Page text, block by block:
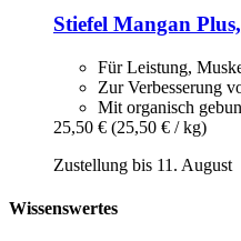
Stiefel Mangan
Für Leistung,
Zur Verbesserung
Mit organisch
25,50 € (25,50 € / kg)
Zustellung bis 11. August
Wissenswertes